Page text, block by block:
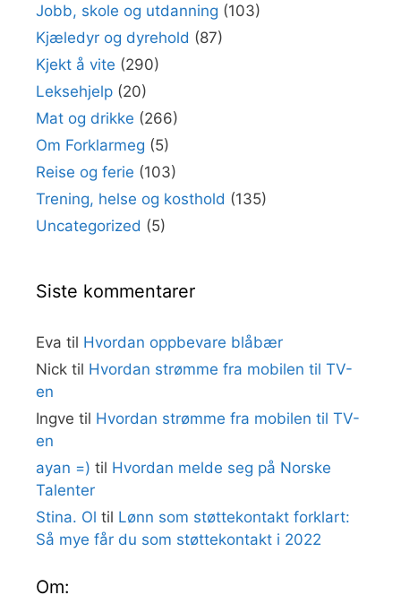
Jobb, skole og utdanning (103)
Kjæledyr og dyrehold (87)
Kjekt å vite (290)
Leksehjelp (20)
Mat og drikke (266)
Om Forklarmeg (5)
Reise og ferie (103)
Trening, helse og kosthold (135)
Uncategorized (5)
Siste kommentarer
Eva til Hvordan oppbevare blåbær
Nick til Hvordan strømme fra mobilen til TV-
en
Ingve til Hvordan strømme fra mobilen til TV-
en
ayan =) til Hvordan melde seg på Norske
Talenter
Stina. Ol til Lønn som støttekontakt forklart:
Så mye får du som støttekontakt i 2022
Om: